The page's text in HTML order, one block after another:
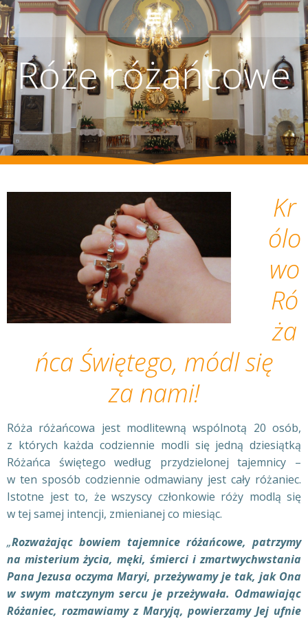
Róże różańcowe
Kr
ólo
wo
Ró
ża
ńca Świętego, módl się
za nami!
Róża różańcowa jest modlitewną wspólnotą 20 osób,
z których każda codziennie modli się jedną dziesiątką
Różańca świętego według przydzielonej tajemnicy –
w ten sposób codziennie odmawiany jest cały różaniec.
Istotne jest to, że wszyscy członkowie róży modlą się
w tej samej intencji, zmienianej co miesiąc.
„Rozważając bowiem tajemnice różańcowe, patrzymy
na misterium życia, męki, śmierci i zmartwychwstania
Pana Jezusa oczyma Maryi, przeżywamy je tak, jak Ona
w swym matczynym sercu je przeżywała. Odmawiając
Różaniec, rozmawiamy z Maryją, powierzamy Jej ufnie